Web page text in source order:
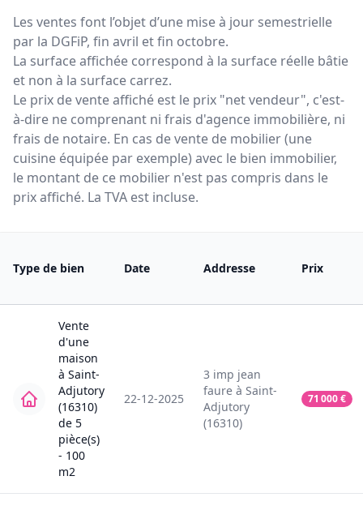
Les ventes font l’objet d’une mise à jour semestrielle
par la DGFiP, fin avril et fin octobre.
La surface affichée correspond à la surface réelle bâtie
et non à la surface carrez.
Le prix de vente affiché est le prix "net vendeur", c'est-
à-dire ne comprenant ni frais d'agence immobilière, ni
frais de notaire. En cas de vente de mobilier (une
cuisine équipée par exemple) avec le bien immobilier,
le montant de ce mobilier n'est pas compris dans le
prix affiché. La TVA est incluse.
Type de bien Date Addresse Prix
Vente
d'une
maison
à Saint-
Adjutory
(16310)
de 5
pièce(s)
- 100
m2
22-12-2025
3 imp jean
faure à Saint-
Adjutory
(16310)
71 000€